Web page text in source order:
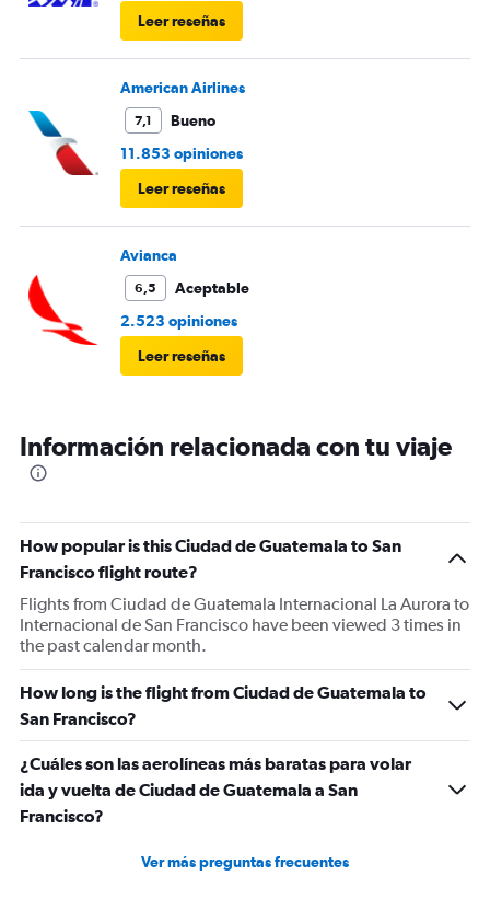
Leer reseñas
American Airlines
7,1
Bueno
11.853 opiniones
Leer reseñas
Avianca
6,5
Aceptable
2.523 opiniones
Leer reseñas
Información relacionada con tu viaje
How popular is this Ciudad de Guatemala to San
Francisco flight route?
Flights from Ciudad de Guatemala Internacional La Aurora to
Internacional de San Francisco have been viewed 3 times in
the past calendar month.
How long is the flight from Ciudad de Guatemala to
San Francisco?
¿Cuáles son las aerolíneas más baratas para volar
ida y vuelta de Ciudad de Guatemala a San
Francisco?
Ver más preguntas frecuentes